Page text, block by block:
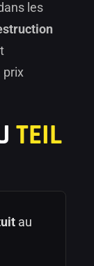
les
prix
TEIL
au